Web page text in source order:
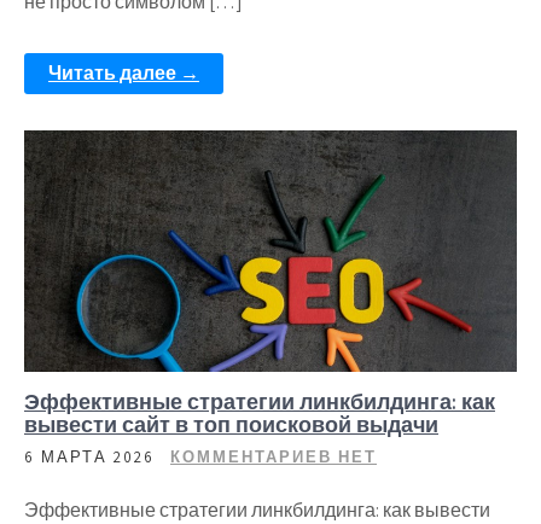
Читать далее →
Эффективные стратегии линкбилдинга: как
вывести сайт в топ поисковой выдачи
6 МАРТА 2026 КОММЕНТАРИЕВ НЕТ
Эффективные стратегии линкбилдинга: как вывести